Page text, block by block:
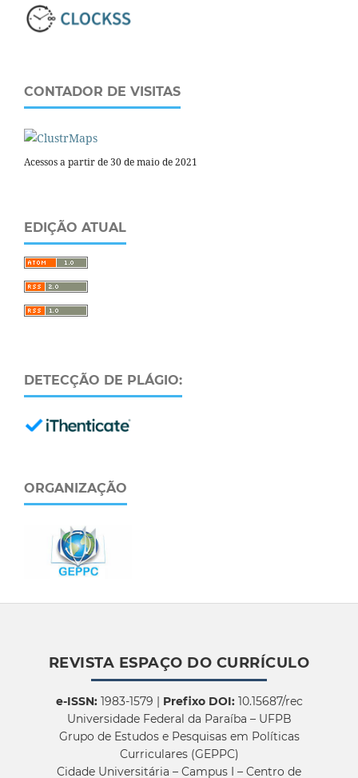
CONTADOR DE VISITAS
Acessos a partir de 30 de maio de 2021
EDIÇÃO ATUAL
DETECÇÃO DE PLÁGIO:
ORGANIZAÇÃO
REVISTA ESPAÇO DO CURRÍCULO
e-ISSN:1983-1579 | Prefixo DOI:10.15687/rec
Universidade Federal da Paraíba – UFPB
Grupo de Estudos e Pesquisas em Políticas
Curriculares (GEPPC)
Cidade Universitária – Campus I – Centro de